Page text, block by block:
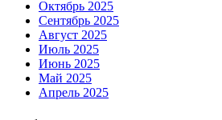
Октябрь 2025
Сентябрь 2025
Август 2025
Июль 2025
Июнь 2025
Май 2025
Апрель 2025